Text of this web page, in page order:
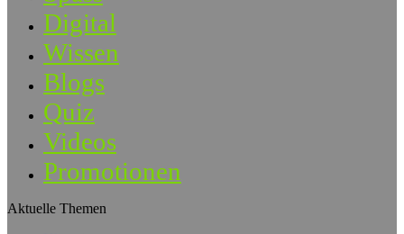
Digital
Wissen
Blogs
Quiz
Videos
Promotionen
Aktuelle Themen